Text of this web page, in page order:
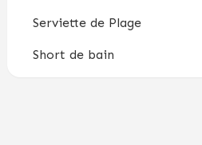
Serviette de Plage
Short de bain